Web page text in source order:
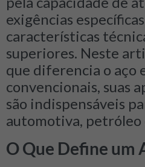
exigências
características
superiores. Neste
que diferencia o aço
convencionais, suas
são indispensáveis
automotiva, petróleo
O Que Define um